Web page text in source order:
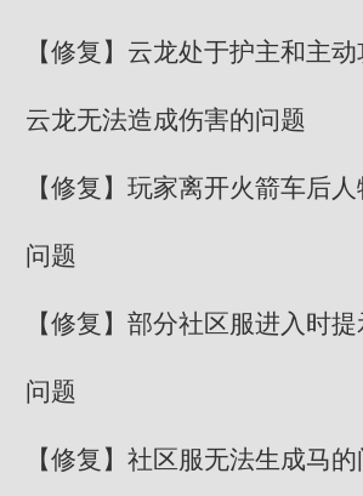
【修复】云龙处于护主和主动
云龙无法造成伤害的问题
【修复】玩家离开火箭车后
问题
【修复】部分社区服进入时
问题
【修复】社区服无法生成马